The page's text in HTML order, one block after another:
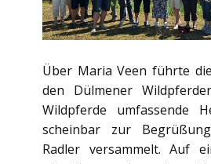
Über Maria Veen führte
den Dülmener
Wildpferde umfassende
scheinbar zur
Radler versammelt. Auf